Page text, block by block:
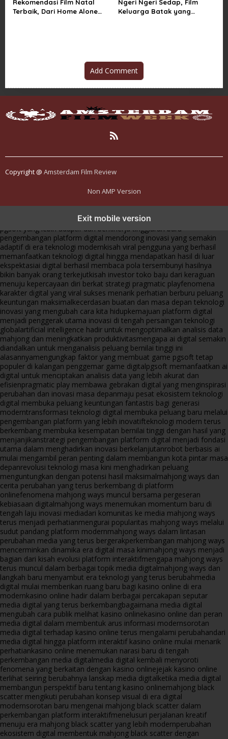
Rekomendasi Film Natal
Terbaik, Dari Home Alone
Ngeri Ngeri Sedap, Film
Keluarga Batak yang
Add Comment
Copyright @ Amsterdam Film Review
Non AMP Version
Exit mobile version
menghadirkan inovasi berkualitasai digital menjadi kunci analisis data
pgsoft yang lebih adaptif dan berkinerja tinggiarah baru
pengembangan platform digital mendorong inovasi yang semakin
adaptif di era teknologi modernkisah viral pengguna yang berhasil
memanfaatkan teknologi digital hingga mendapatkan hasil di luar
ekspektasiai digital berhasil membaca pola tersembunyi hasilnya
bikin banyak orang terkejutkisah investor toko baju dari keraguan
menuju kepercayaan diri berkat strategi pragmatic playfenomena
karakter digital yang viral sukses menarik perhatian berburu peluang
keuntungan maksimalkecerdasan buatan dan masa depan teknologi
inovasi yang mengubah cara kita hidupkemajuan platform digital
menjadi penggerak utama inovasi di tengah persaingan teknologi
globalartificial intelligence hadir untuk mengoptimalkan analisis data
mahjong dan meningkatkan produktivitasmengapa ai digital semakin
diandalkan untuk menganalisis peluang bernilai tinggi ini
alasannyamengungkap faktor yang membuat game pgsoft tetap
populer di kalangan penggemar game digitalpgsoft memanfaatkan ai
digital untuk menciptakan analisis data yang lebih akurat dan
efisienpragmatic play membawa gebrakan digital yang menginspirasi
perubahan dan inovasi masa depanmaju pesat ekosistem teknologi
digital membuka peluang keuntungan fantastis bagi generasi
moderntransformasi teknologi digital membuka peluang baru melalui
pengembangan platform yang lebih inovatifteknologi modern terus
berkembang membuka kesempatan bernilai tinggi dengan hasil yang
menjanjikanstrategi pengembangan platform digital menjadi fondasi
utama dalam menghadirkan inovasi berkelanjutanrobot berbasis ai
mulai mengambil peran penting dalam membangun kota pintar masa
depanrevolusi teknologi masa kini menghadirkan peluang
menguntungkan dengan potensi hasil maksimalmahjong ways dan
cerita perubahan yang terus berkembang di platform
onlinefenomena mahjong ways muncul bersama pergeseran
kebiasaan digitalmahjong ways menemukan momentum baru di
tengah laju inovasi mediadari komunitas ke media mahjong ways
terus menjadi perhatianmengurai popularitas mahjong ways melalui
sudut pandang platform modernmahjong ways dalam lintasan
perubahan media yang terus bergerakperkembangan mahjong ways
mencerminkan dinamika era digital masa kinimahjong ways menjadi
bagian dari kisah evolusi platform interaktifmengapa mahjong ways
terus muncul dalam berbagai topik media digitalmahjong ways dan
langkah baru menyambut era teknologi yang terus berubahmedia
digital mulai memberikan ruang baru bagi kasino online di era
modernkasino online hadir dalam berbagai percakapan seputar
media digital yang terus berkembangbagaimana media digital
mengubah cara publik melihat kasino onlinekasino online dan peran
media digital dalam membentuk arus informasi modernsorotan
media digital terhadap kasino online terus mengalami perubahandari
media digital hingga platform interaktif kasino online mulai menarik
perhatiankasino online menemukan narasi baru di tengah
perkembangan media digitalmedia digital kembali menyoroti
fenomena yang berkaitan dengan kasino onlinejejak kasino online
terlihat seiring berubahnya lanskap media digitalketika media digital
membangun perspektif baru tentang kasino onlinemahjong black
scatter mengikuti perubahan konsep visual di era digital
modernsorotan baru mengenai mahjong black scatter dalam
perkembangan platform interaktifmenelusuri perjalanan kreatif
menuju era mahjong black scatter yang lebih modernperubahan
ekosistem digital membentuk mahjong black scatter dengan